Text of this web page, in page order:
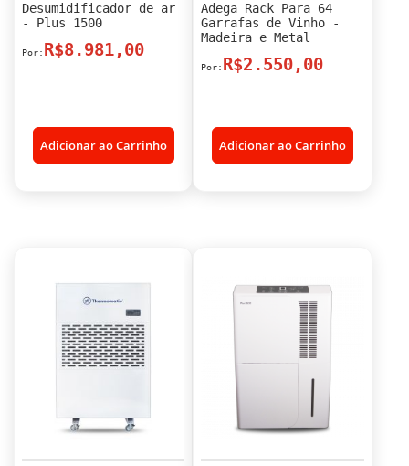
Desumidificador de ar
- Plus 1500
R$8.981,00
Adicionar ao Carrinho
Adega Rack Para 64
Garrafas de Vinho -
Madeira e Metal
R$2.550,00
Adicionar ao Carrinho